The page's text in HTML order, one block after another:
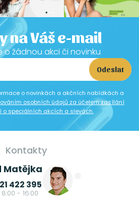
na Váš e-mail
o žádnou akci či novinku
Odeslat
o novinkách a akčních nabídkách a
osobních údajů za účelem zasílání
o speciálních akcích a slevách.
Kontakty
Matějka
422 395
- 16:00